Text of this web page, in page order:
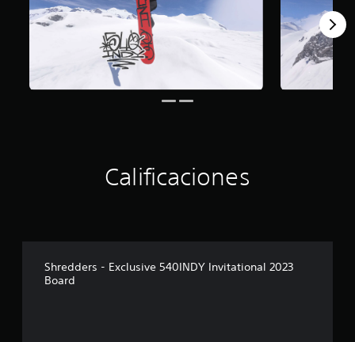
Calificaciones
Shredders - Exclusive 540INDY Invitational 2023
Board